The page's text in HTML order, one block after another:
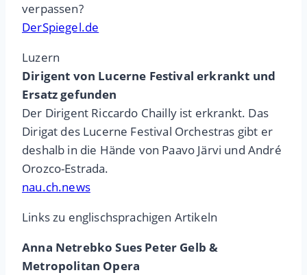
verpassen?
DerSpiegel.de
Luzern
Dirigent von Lucerne Festival erkrankt und
Ersatz gefunden
Der Dirigent Riccardo Chailly ist erkrankt. Das
Dirigat des Lucerne Festival Orchestras gibt er
deshalb in die Hände von Paavo Järvi und André
Orozco-Estrada.
nau.ch.news
Links zu englischsprachigen Artikeln
Anna Netrebko Sues Peter Gelb &
Metropolitan Opera